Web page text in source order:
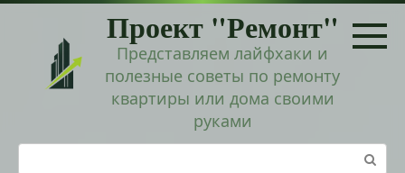
Перейти
Проект "Ремонт"
Представляем лайфхаки и
полезные советы по ремонту
квартиры или дома своими
руками
Поиск: